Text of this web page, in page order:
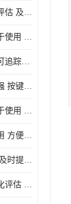
政务评价系统 可量化评估 及时提供反馈
酒店客户评价系统 易于使用 按键响应速度
如江智慧厕所评价器 可追踪性强 及时提供反馈
安卓评价器 可追踪性强 按键响应速度
服务评价器的作用 易于使用 按键响应速度
政务服务设备 易于使用 方便数据记录和分析
按键评价器 快速准确 及时提供反馈
柜台服务评价器 可量化评估 及时提供反馈